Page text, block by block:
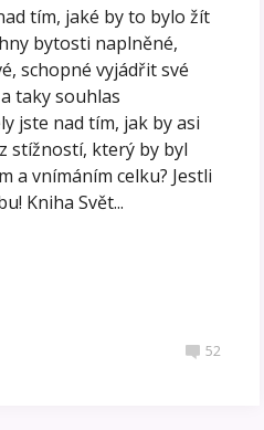
tím, jaké by to bylo žít
bytosti naplněné,
schopné vyjádřit své
taky souhlas
jste nad tím, jak by asi
stížností, který by byl
a vnímáním celku? Jestli
Kniha Svět...
52